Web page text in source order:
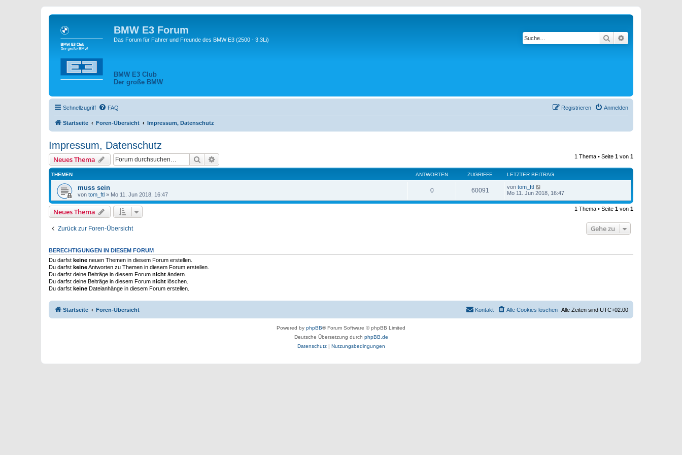
BMW E3 Forum
Das Forum für Fahrer und Freunde des BMW E3 (2500 - 3.3Li)
BMW E3 Club
Der große BMW
Suche
Schnellzugriff FAQ Anmelden
Registrieren
Startseite Foren-Übersicht Impressum, Datenschutz
Impressum, Datenschutz
Neues Thema Suche 1 Thema • Seite 1 von 1
THEMEN ANTWORTEN ZUGRIFFE LETZTER BEITRAG
muss sein
von tom_ftl » Mo 11. Jun 2018, 16:47
0 60091 von tom_ftl
Mo 11. Jun 2018, 16:47
Neues Thema 1 Thema • Seite 1 von 1
Zurück zur Foren-Übersicht Gehe zu
BERECHTIGUNGEN IN DIESEM FORUM
Du darfst keine neuen Themen in diesem Forum erstellen.
Du darfst keineAntworten zu Themen in diesem Forum erstellen.
Du darfst deine Beiträge in diesem Forum nicht ändern.
Du darfst deine Beiträge in diesem Forum nicht löschen.
Du darfst keine Dateianhänge in diesem Forum erstellen.
Startseite Foren-Übersicht Alle Zeiten sind UTC+02:00
Alle Cookies löschen
Kontakt
Powered by phpBB® Forum Software © phpBB Limited
Deutsche Übersetzung durch phpBB.de
Datenschutz| Nutzungsbedingungen